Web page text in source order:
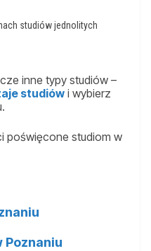
studiów jednolitych
inne typy studiów –
studiówi wybierz
poświęcone studiom w
Poznaniu